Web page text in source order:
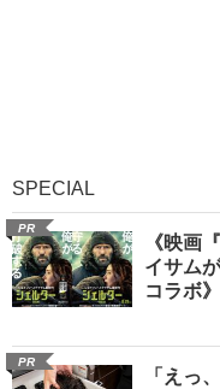
SPECIAL
PR
《映画
イサム
コラボ》
PR
「えっ